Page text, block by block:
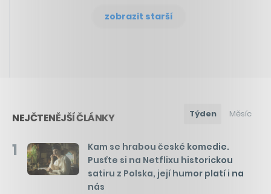
zobrazit starší
NEJČTENĚJŠÍ ČLÁNKY Týden Měsíc
1
Kam se hrabou české komedie.
Pusťte si na Netflixu historickou
satiru z Polska, její humor platí i na
nás